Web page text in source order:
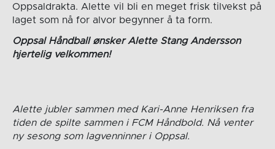
Oppsaldrakta. Alette vil bli en meget frisk tilvekst på
laget som nå for alvor begynner å ta form.
Oppsal Håndball ønsker Alette Stang Andersson
hjertelig velkommen!
Alette jubler sammen med Kari-Anne Henriksen fra
tiden de spilte sammen i FCM Håndbold. Nå venter
ny sesong som lagvenninner i Oppsal.